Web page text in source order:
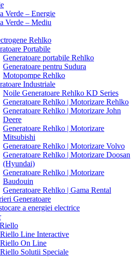
Verde – Energie
Verde – Mediu
Rehlko
Portabile
Generatoare portabile Rehlko
Generatoare pentru Sudura
Motopompe Rehlko
Industriale
Noile Generatoare Rehlko KD Series
Generatoare Rehlko | Motorizare Rehlko
Generatoare Rehlko | Motorizare John
Deere
Generatoare Rehlko | Motorizare
Mitsubishi
Generatoare Rehlko | Motorizare Volvo
Generatoare Rehlko | Motorizare Doosan
(Hyundai)
Generatoare Rehlko | Motorizare
Baudouin
Generatoare Rehlko | Gama Rental
Generatoare
a energiei electrice
Line Interactive
On Line
Solutii Speciale